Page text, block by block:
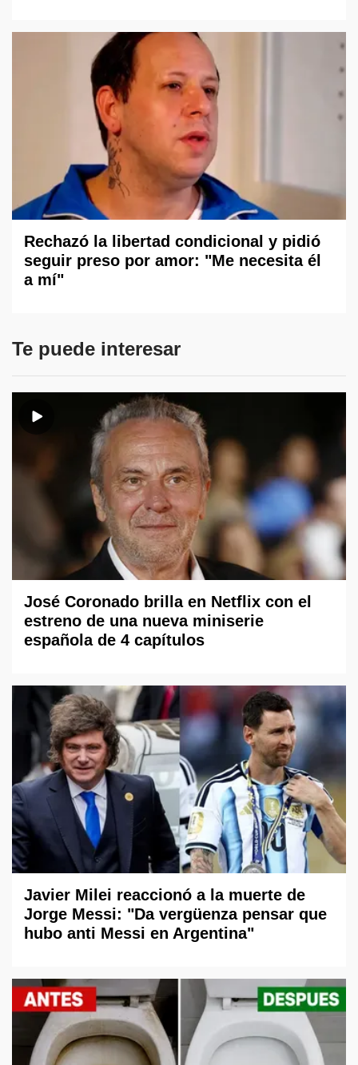
Rechazó la libertad condicional y pidió
seguir preso por amor: "Me necesita él
a mí"
Te puede interesar
José Coronado brilla en Netflix con el
estreno de una nueva miniserie
española de 4 capítulos
Javier Milei reaccionó a la muerte de
Jorge Messi: "Da vergüenza pensar que
hubo anti Messi en Argentina"